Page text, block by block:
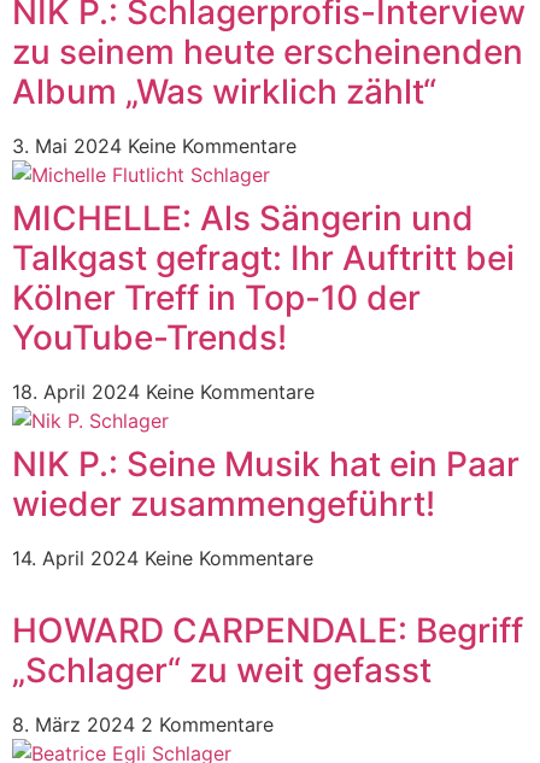
NIK P.: Schlagerprofis-Interview
zu seinem heute erscheinenden
Album „Was wirklich zählt“
3. Mai 2024 Keine Kommentare
MICHELLE: Als Sängerin und
Talkgast gefragt: Ihr Auftritt bei
Kölner Treff in Top-10 der
YouTube-Trends!
18. April 2024 Keine Kommentare
NIK P.: Seine Musik hat ein Paar
wieder zusammengeführt!
14. April 2024 Keine Kommentare
HOWARD CARPENDALE: Begriff
„Schlager“ zu weit gefasst
8. März 2024 2 Kommentare